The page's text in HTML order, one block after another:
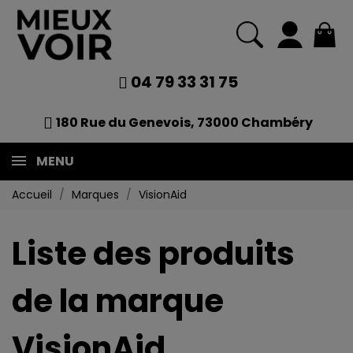
04 79 33 31 75
180 Rue du Genevois, 73000 Chambéry
MENU
Accueil Marques VisionAid
Liste des produits
de la marque